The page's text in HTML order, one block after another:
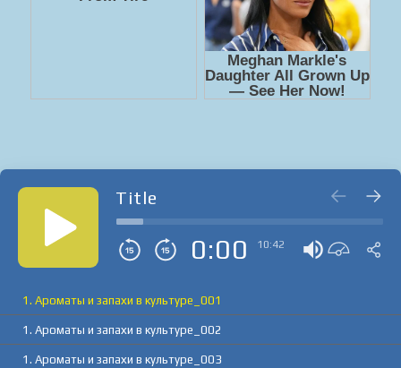
Title
0:00 10:42
1. Ароматы и запахи в культуре_001
1. Ароматы и запахи в культуре_002
1. Ароматы и запахи в культуре_003